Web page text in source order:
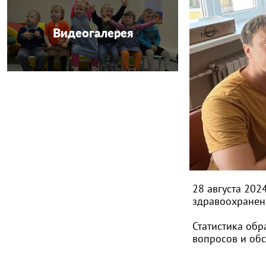
Видеогалерея
28 августа
Статистика
вопросов и